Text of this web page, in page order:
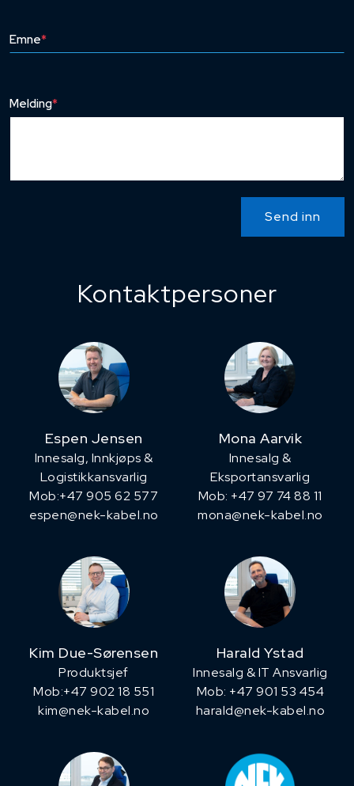
Emne*
Melding*
Send inn
Kontaktpersoner
Espen Jensen
Innesalg, ​Innkjøps &
Logistikkansvarlig
Mob:+47 905 62 577
espen@nek-kabel.no
Mona Aarvik
Innesalg &
Eksportansvarlig
Mob: +47 97 74 88 11
mona@nek-kabel.no
Kim Due-Sørensen
Produktsjef
​Mob:+47 902 18 551
kim@nek-kabel.no
Harald Ystad
Innesalg & IT Ansvarlig
Mob: +47 901 53 454
harald@nek-kabel.no